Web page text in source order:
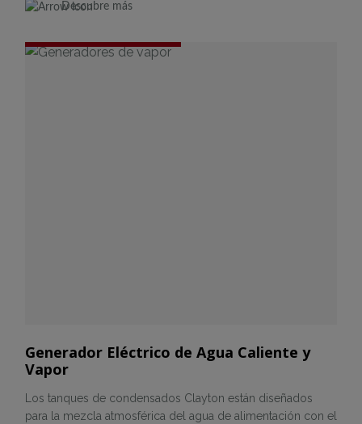
Descubre más
Generador Eléctrico de Agua Caliente y
Vapor
Los tanques de condensados Clayton están diseñados
para la mezcla atmosférica del agua de alimentación con el